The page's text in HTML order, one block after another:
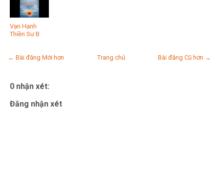
Vạn Hạnh
Thiền Sư B
← Bài đăng Mới hơn Bài đăng Cũ hơn →
Trang chủ
0 nhận xét:
Đăng nhận xét